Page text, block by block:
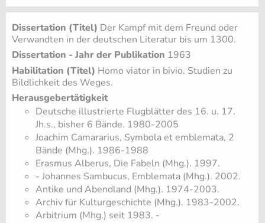
Dissertation (Titel) Der Kampf mit dem Freund oder
Verwandten in der deutschen Literatur bis um 1300.
Dissertation - Jahr der Publikation 1963
Habilitation (Titel) Homo viator in bivio. Studien zu
Bildlichkeit des Weges.
Herausgebertätigkeit
Deutsche illustrierte Flugblätter des 16. u. 17.
Jh.s., bisher 6 Bände. 1980-2005
Joachim Camararius, Symbola et emblemata, 2
Bände (Mhg.). 1986-1988
Erasmus Alberus, Die Fabeln (Mhg.). 1997.
- Johannes Sambucus, Emblemata (Mhg.). 2002.
Antike und Abendland (Mhg.). 1974-2003.
Archiv für Kulturgeschichte (Mhg.). 1983-2002.
Arbitrium (Mhg.) seit 1983. -